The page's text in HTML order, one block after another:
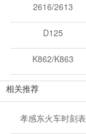
2616/2613
D125
K862/K863
相关推荐
孝感东火车时刻表